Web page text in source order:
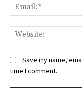
Save my name,
time I comment.